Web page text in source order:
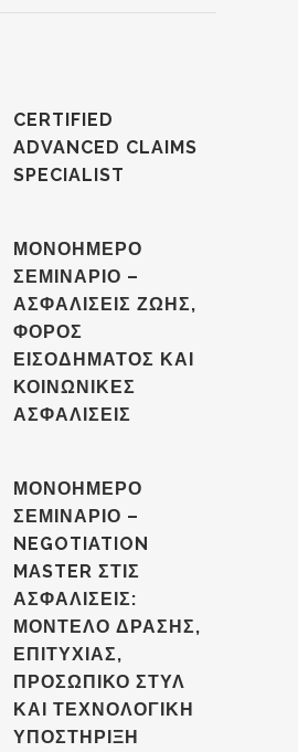
CERTIFIED
ADVANCED CLAIMS
SPECIALIST
ΜΟΝΟΗΜΕΡΟ
ΣΕΜΙΝΑΡΙΟ –
ΑΣΦΑΛΙΣΕΙΣ ΖΩΗΣ,
ΦΟΡΟΣ
ΕΙΣΟΔΗΜΑΤΟΣ ΚΑΙ
ΚΟΙΝΩΝΙΚΕΣ
ΑΣΦΑΛΙΣΕΙΣ
ΜΟΝΟΗΜΕΡΟ
ΣΕΜΙΝΑΡΙΟ –
NEGOTIATION
MASTER ΣΤΙΣ
ΑΣΦΑΛΙΣΕΙΣ:
ΜΟΝΤΕΛΟ ΔΡΑΣΗΣ,
ΕΠΙΤΥΧΙΑΣ,
ΠΡΟΣΩΠΙΚΟ ΣΤΥΛ
ΚΑΙ ΤΕΧΝΟΛΟΓΙΚΗ
ΥΠΟΣΤΗΡΙΞΗ